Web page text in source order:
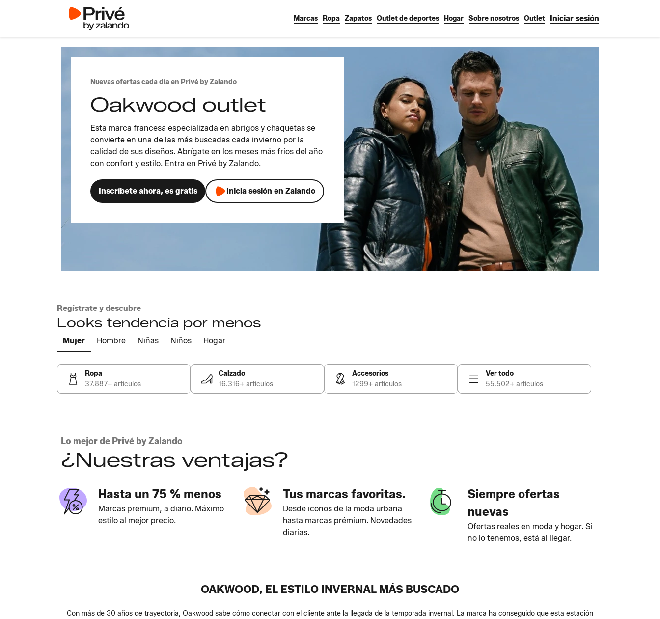
Marcas Ropa Zapatos Outlet de deportes Hogar Sobre nosotros Outlet Iniciar sesión
Nuevas ofertas cada día en Privé by Zalando
Oakwood outlet
Esta marca francesa especializada en abrigos y chaquetas se
convierte en una de las más buscadas cada invierno por la
calidad de sus diseños. Abrígate en los meses más fríos del año
con confort y estilo. Entra en Privé by Zalando.
Inscríbete ahora, es gratis Inicia sesión en Zalando
Regístrate y descubre
Looks tendencia por menos
Mujer Hombre Niñas Niños Hogar
Ropa
37.887+ artículos
Calzado
16.316+ artículos
Accesorios
1299+ artículos
Ver todo
55.502+ artículos
Lo mejor de Privé by Zalando
¿Nuestras ventajas?
Hasta un 75 % menos
Marcas prémium, a diario. Máximo
estilo al mejor precio.
Tus marcas favoritas.
Desde iconos de la moda urbana
hasta marcas prémium. Novedades
diarias.
Siempre ofertas
nuevas
Ofertas reales en moda y hogar. Si
no lo tenemos, está al llegar.
OAKWOOD, EL ESTILO INVERNAL MÁS BUSCADO
Con más de 30 años de trayectoria, Oakwood sabe cómo conectar con el cliente ante la llegada de la temporada invernal. La marca ha conseguido que esta estación